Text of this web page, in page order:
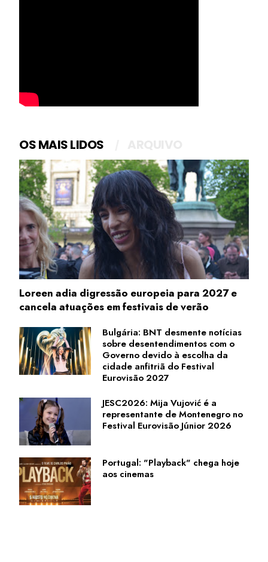
OS MAIS LIDOS
Loreen adia digressão europeia para 2027 e
cancela atuações em festivais de verão
Bulgária: BNT desmente notícias
sobre desentendimentos com o
Governo devido à escolha da
cidade anfitriã do Festival
Eurovisão 2027
JESC2026: Mija Vujović é a
representante de Montenegro no
Festival Eurovisão Júnior 2026
Portugal: "Playback" chega hoje
aos cinemas